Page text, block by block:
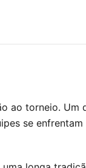
ao torneio. Um
se